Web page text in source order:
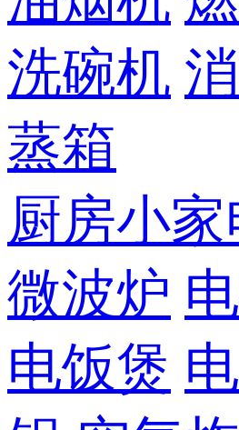
洗碗机
蒸箱
厨房小家
微波炉
电饭煲